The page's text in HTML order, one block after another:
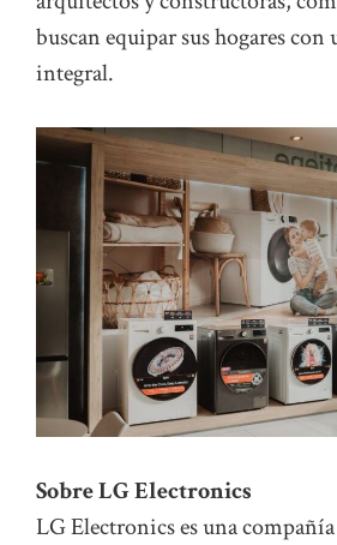
buscan equipar sus hogares con
integral.
Sobre LG Electronics
LG Electronics es una